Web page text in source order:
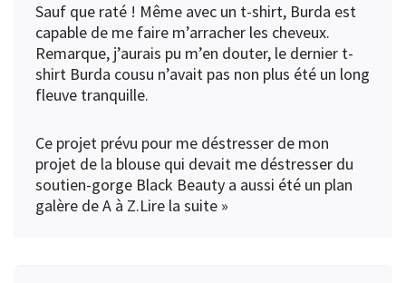
Sauf que raté ! Même avec un t-shirt, Burda est
capable de me faire m’arracher les cheveux.
Remarque, j’aurais pu m’en douter, le dernier t-
shirt Burda cousu n’avait pas non plus été un long
fleuve tranquille.
Ce projet prévu pour me déstresser de mon
projet de la blouse qui devait me déstresser du
soutien-gorge Black Beauty a aussi été un plan
galère de A à Z.Lire la suite »